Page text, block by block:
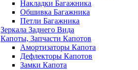
Накладки Багажника
Обшивка Багажника
Петли Багажника
Зеркала Заднего Вида
Капоты, Запчасти Капотов
Амортизаторы Капота
Дефлекторы Капотов
Замки Капота